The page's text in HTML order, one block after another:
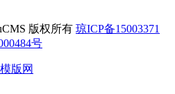
版权所有 琼ICP备15003371
号
版网